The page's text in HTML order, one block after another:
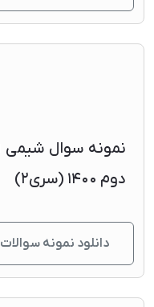
دوم ۱۴۰۰ (سری۲)
دانلود نمونه سوالات